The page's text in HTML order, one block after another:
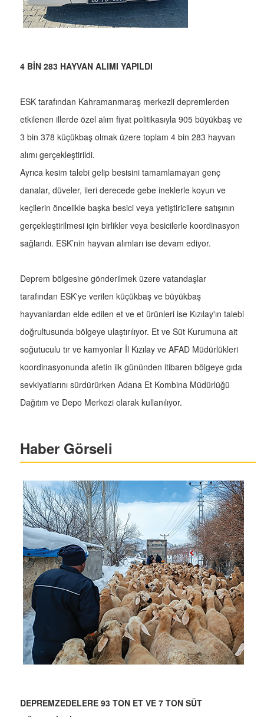
4 BİN 283 HAYVAN ALIMI YAPILDI
ESK tarafından Kahramanmaraş merkezli depremlerden
etkilenen illerde özel alım fiyat politikasıyla 905 büyükbaş ve
3 bin 378 küçükbaş olmak üzere toplam 4 bin 283 hayvan
alımı gerçekleştirildi.
Ayrıca kesim talebi gelip besisini tamamlamayan genç
danalar, düveler, ileri derecede gebe ineklerle koyun ve
keçilerin öncelikle başka besici veya yetiştiricilere satışının
gerçekleştirilmesi için birlikler veya besicilerle koordinasyon
sağlandı. ESK’nin hayvan alımları ise devam ediyor.
Deprem bölgesine gönderilmek üzere vatandaşlar
tarafından ESK'ye verilen küçükbaş ve büyükbaş
hayvanlardan elde edilen et ve et ürünleri ise Kızılay'ın talebi
doğrultusunda bölgeye ulaştırılıyor. Et ve Süt Kurumuna ait
soğutuculu tır ve kamyonlar İl Kızılay ve AFAD Müdürlükleri
koordinasyonunda afetin ilk gününden itibaren bölgeye gıda
sevkiyatlarını sürdürürken Adana Et Kombina Müdürlüğü
Dağıtım ve Depo Merkezi olarak kullanılıyor.
Haber Görseli
DEPREMZEDELERE 93 TON ET VE 7 TON SÜT